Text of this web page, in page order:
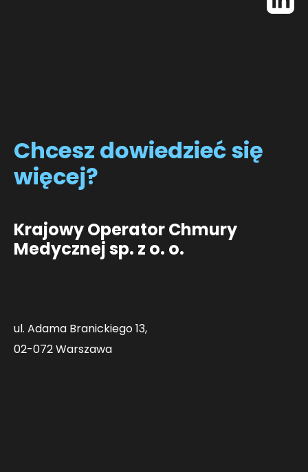
Chcesz dowiedzieć się
więcej?
Krajowy Operator Chmury
Medycznej sp. z o. o.
ul. Adama Branickiego 13,
02-072 Warszawa